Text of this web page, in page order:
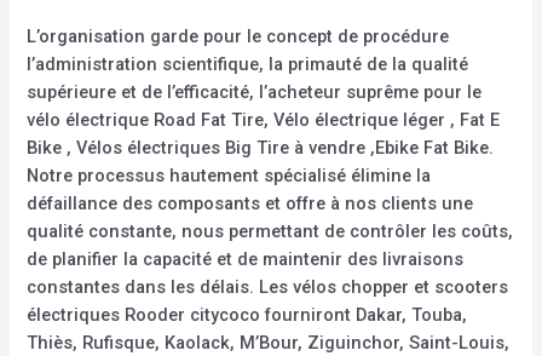
L’organisation garde pour le concept de procédure
l’administration scientifique, la primauté de la qualité
supérieure et de l’efficacité, l’acheteur suprême pour le
vélo électrique Road Fat Tire, Vélo électrique léger , Fat E
Bike , Vélos électriques Big Tire à vendre ,Ebike Fat Bike.
Notre processus hautement spécialisé élimine la
défaillance des composants et offre à nos clients une
qualité constante, nous permettant de contrôler les coûts,
de planifier la capacité et de maintenir des livraisons
constantes dans les délais. Les vélos chopper et scooters
électriques Rooder citycoco fourniront Dakar, Touba,
Thiès, Rufisque, Kaolack, M’Bour, Ziguinchor, Saint-Louis,